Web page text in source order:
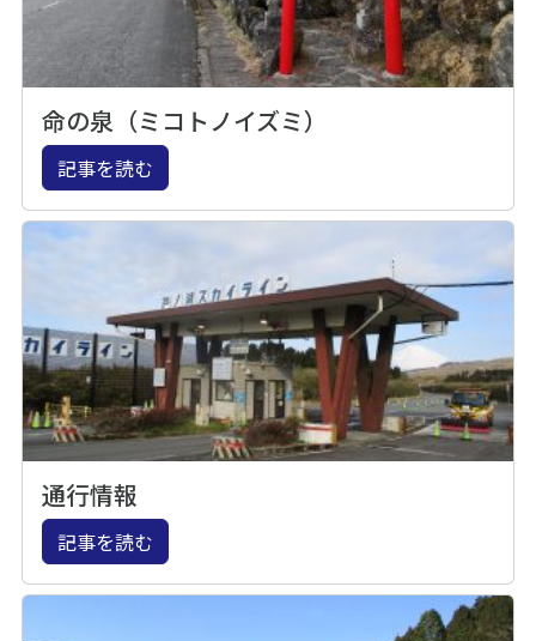
命の泉（ミコトノイズミ）
記事を読む
通行情報
記事を読む